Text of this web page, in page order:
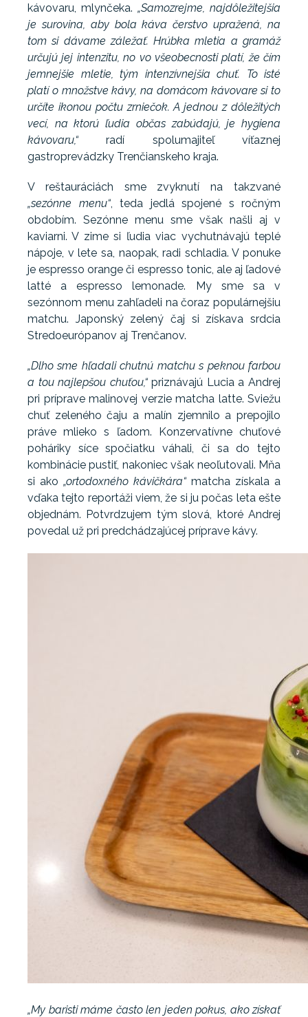
kávovaru, mlynčeka. „Samozrejme, najdôležitejšia
je surovina, aby bola káva čerstvo upražená, na
tom si dávame záležať. Hrúbka mletia a gramáž
určujú jej intenzitu, no vo všeobecnosti platí, že čím
jemnejšie mletie, tým intenzívnejšia chuť. To isté
platí o množstve kávy, na domácom kávovare si to
určíte ikonou počtu zrniečok. A jednou z dôležitých
vecí, na ktorú ľudia občas zabúdajú, je hygiena
kávovaru,“ radí spolumajiteľ víťaznej
gastroprevádzky Trenčianskeho kraja.
V reštauráciách sme zvyknutí na takzvané
„sezónne menu“, teda jedlá spojené s ročným
obdobím. Sezónne menu sme však našli aj v
kaviarni. V zime si ľudia viac vychutnávajú teplé
nápoje, v lete sa, naopak, radi schladia. V ponuke
je espresso orange či espresso tonic, ale aj ľadové
latté a espresso lemonade. My sme sa v
sezónnom menu zahľadeli na čoraz populárnejšiu
matchu. Japonský zelený čaj si získava srdcia
Stredoeurópanov aj Trenčanov.
„Dlho sme hľadali chutnú matchu s peknou farbou
a tou najlepšou chuťou,“priznávajú Lucia a Andrej
pri príprave malinovej verzie matcha latte. Sviežu
chuť zeleného čaju a malín zjemnilo a prepojilo
práve mlieko s ľadom. Konzervatívne chuťové
poháriky síce spočiatku váhali, či sa do tejto
kombinácie pustiť, nakoniec však neoľutovali. Mňa
si ako „ortodoxného kávičkára“ matcha získala a
vďaka tejto reportáži viem, že si ju počas leta ešte
objednám. Potvrdzujem tým slová, ktoré Andrej
povedal už pri predchádzajúcej príprave kávy.
„My baristi máme často len jeden pokus, ako získať